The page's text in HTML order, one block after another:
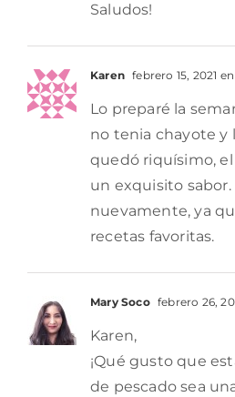
Saludos!
Karen febrero 15, 2021
Lo preparé la
no tenia chayote y
quedó riquísimo,
un exquisito
nuevamente, ya
recetas favoritas.
Mary Soco febrero 26,
Karen,
¡Qué gusto que
de pescado sea